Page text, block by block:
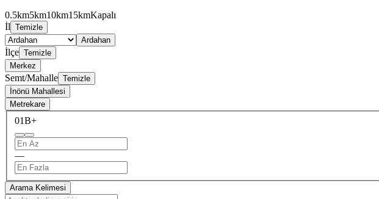
0.5km5km10km15kmKapalı
İl Temizle
Ardahan
İlçe Temizle
Merkez
Semt/Mahalle Temizle
İnönü Mahallesi
Metrekare
01B+
—
Arama Kelimesi